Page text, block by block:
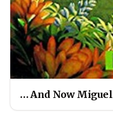
… And Now Miguel